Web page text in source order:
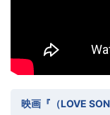
映画『（LOVE